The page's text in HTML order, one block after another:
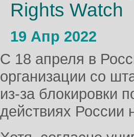
Rights Watch
19 Апр 2022
С 18 апреля в
организации со
из-за блокировки
действиях России